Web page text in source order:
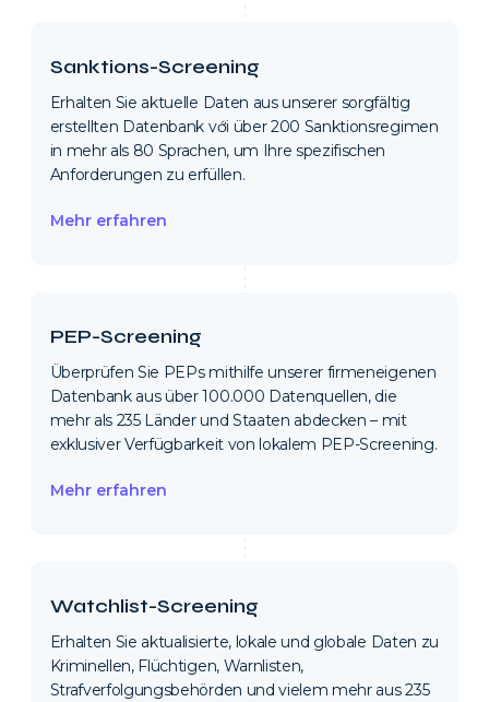
Sanktions-Screening
Erhalten Sie aktuelle Daten aus unserer sorgfältig
erstellten Datenbank với über 200 Sanktionsregimen
in mehr als 80 Sprachen, um Ihre spezifischen
Anforderungen zu erfüllen.
Mehr erfahren
PEP-Screening
Überprüfen Sie PEPs mithilfe unserer firmeneigenen
Datenbank aus über 100.000 Datenquellen, die
mehr als 235 Länder und Staaten abdecken – mit
exklusiver Verfügbarkeit von lokalem PEP-Screening.
Mehr erfahren
Watchlist-Screening
Erhalten Sie aktualisierte, lokale und globale Daten zu
Kriminellen, Flüchtigen, Warnlisten,
Strafverfolgungsbehörden und vielem mehr aus 235